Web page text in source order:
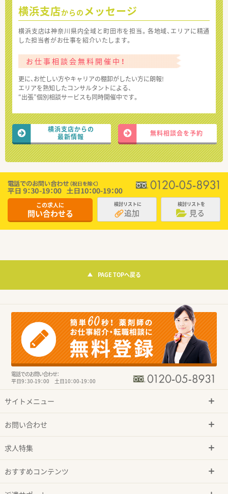
横浜支店からの メッセージ
横浜支店は神奈川県内全域と町田市を担当。各地域、エリアに精通
した担当者がお仕事を紹介いたします。
お仕事相談会無料開催中！
更に、お忙しい方やキャリアの棚卸がしたい方に朗報!
エリアを熟知したコンサルタントによる、
“出張”個別相談サービスも同時開催中です。
横浜支店からの
最新情報
無料相談会を予約
この求人に
問い合わせる
検討リストに
追加
検討リストを
見る
PAGE TOPへ戻る
電話でのお問い合わせ：
平日9：30-19：00 土日10：00-19：00
サイトメニュー
お問い合わせ
求人特集
おすすめコンテンツ